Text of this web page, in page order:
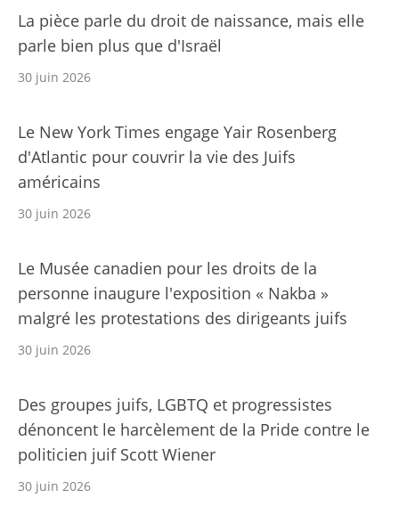
La pièce parle du droit de naissance, mais elle
parle bien plus que d'Israël
30 juin 2026
Le New York Times engage Yair Rosenberg
d'Atlantic pour couvrir la vie des Juifs
américains
30 juin 2026
Le Musée canadien pour les droits de la
personne inaugure l'exposition « Nakba »
malgré les protestations des dirigeants juifs
30 juin 2026
Des groupes juifs, LGBTQ et progressistes
dénoncent le harcèlement de la Pride contre le
politicien juif Scott Wiener
30 juin 2026